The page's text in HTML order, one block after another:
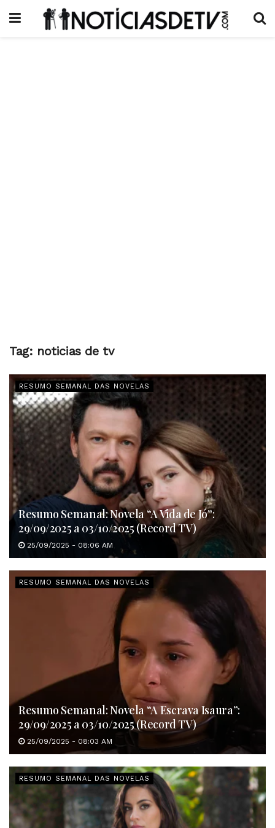
Tag: noticias de tv
RESUMO SEMANAL DAS NOVELAS
Resumo Semanal: Novela “A Vida de Jó”:
29/09/2025 a 03/10/2025 (Record TV)
25/09/2025 - 08:06 AM
RESUMO SEMANAL DAS NOVELAS
Resumo Semanal: Novela “A Escrava Isaura”:
29/09/2025 a 03/10/2025 (Record TV)
25/09/2025 - 08:03 AM
RESUMO SEMANAL DAS NOVELAS